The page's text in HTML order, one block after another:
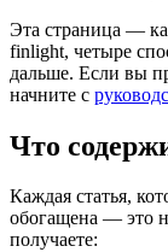
Эта страница —
finlight, четыре
дальше. Если вы
начните с
Что
Каждая статья,
обогащена — это
получаете: